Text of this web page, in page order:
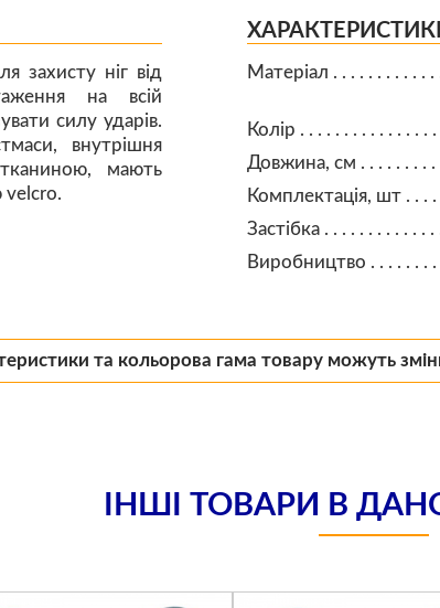
захисту ніг від
на всій
силу ударів.
внутрішня
мають
velcro.
Матеріал
Колір
Довжина, см
Комплектація, шт
Застібка
Виробництво
та кольорова гама товару можуть
ІНШІ ТОВАРИ В